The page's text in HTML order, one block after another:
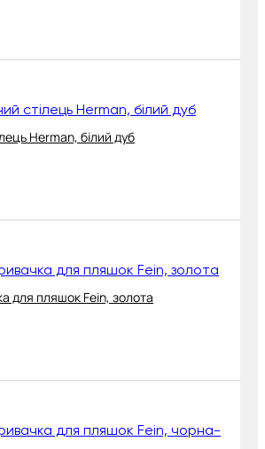
Herman, білий дуб
для пляшок Fein, золота